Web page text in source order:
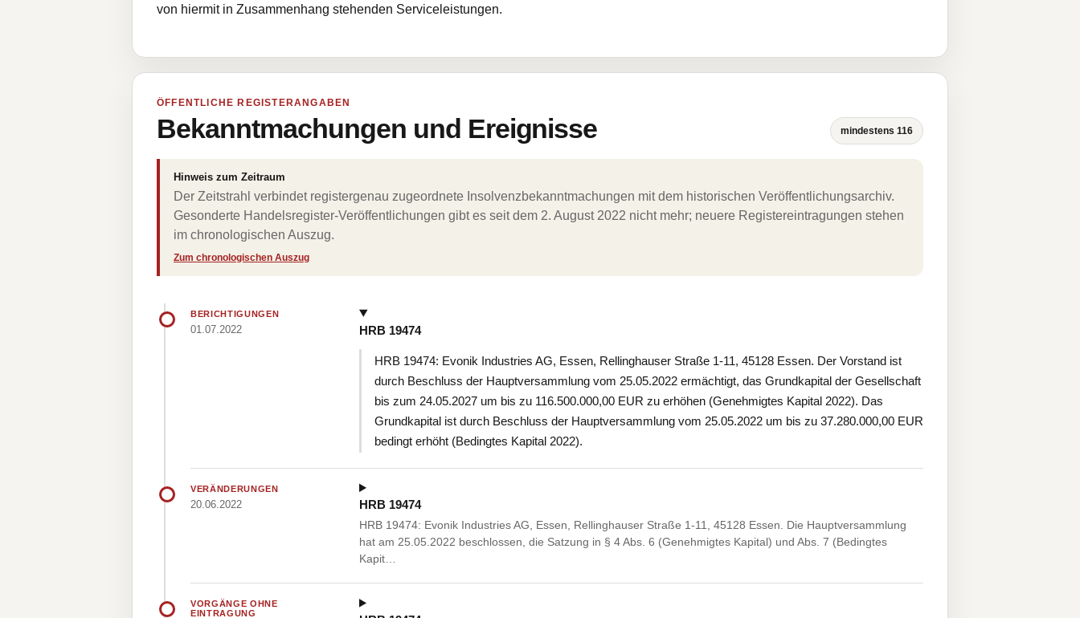
von hiermit in Zusammenhang stehenden Serviceleistungen.
ÖFFENTLICHE REGISTERANGABEN
Bekanntmachungen und Ereignisse mindestens 116
Hinweis zum Zeitraum
Der Zeitstrahl verbindet registergenau zugeordnete Insolvenzbekanntmachungen mit dem historischen Veröffentlichungsarchiv.
Gesonderte Handelsregister-Veröffentlichungen gibt es seit dem 2. August 2022 nicht mehr; neuere Registereintragungen stehen
im chronologischen Auszug.
Zum chronologischen Auszug
BERICHTIGUNGEN
01.07.2022 HRB 19474
HRB 19474: Evonik Industries AG, Essen, Rellinghauser Straße 1-11, 45128 Essen. Der Vorstand ist
durch Beschluss der Hauptversammlung vom 25.05.2022 ermächtigt, das Grundkapital der Gesellschaft
bis zum 24.05.2027 um bis zu 116.500.000,00 EUR zu erhöhen (Genehmigtes Kapital 2022). Das
Grundkapital ist durch Beschluss der Hauptversammlung vom 25.05.2022 um bis zu 37.280.000,00 EUR
bedingt erhöht (Bedingtes Kapital 2022).
VERÄNDERUNGEN
20.06.2022 HRB 19474
HRB 19474: Evonik Industries AG, Essen, Rellinghauser Straße 1-11, 45128 Essen. Die Hauptversammlung
hat am 25.05.2022 beschlossen, die Satzung in § 4 Abs. 6 (Genehmigtes Kapital) und Abs. 7 (Bedingtes
Kapit…
VORGÄNGE OHNE
EINTRAGUNG